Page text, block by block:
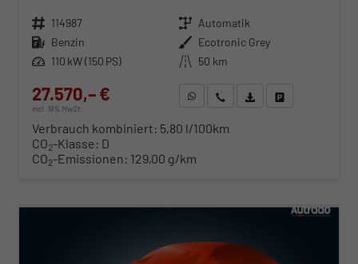
Fahrzeugnr. 114987 Getriebe Automatik
Kraftstoff Benzin Außenfarbe Ecotronic Grey
Leistung 110 kW (150 PS) Kilometerstand 50 km
27.570,– €
incl. 19% MwSt.
WhatsApp anfragen
Wir rufen Sie anFahrzeugexposé (PDF)
Verbrauch kombiniert: 5,80 l/100km
CO2-Klasse: D
CO2-Emissionen: 129,00 g/km